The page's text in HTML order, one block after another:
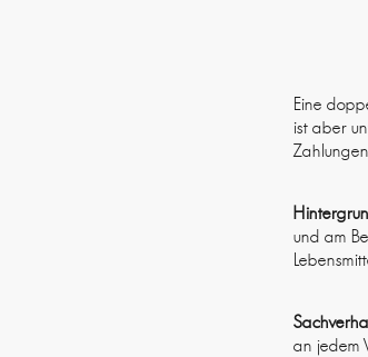
Eine
ist aber
und am
an jedem